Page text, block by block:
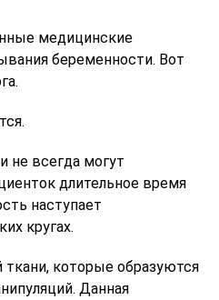
медицинские
беременности. Вот
не всегда могут
длительное время
наступает
кругах.
которые образуются
Данная